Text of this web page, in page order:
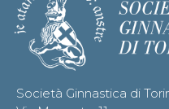
Società Ginnastica di